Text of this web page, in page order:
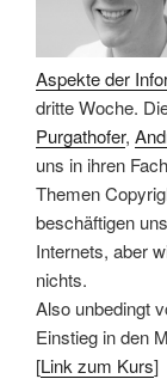
Aspekte der
dritte Woche.
Purgathofer,
uns in ihren
Themen
beschäftigen
Internets, aber
nichts.
Also unbedingt
Einstieg in den
[Link zum Kurs]